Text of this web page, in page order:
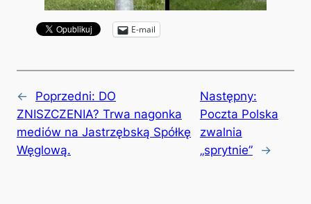
E-mail
← Poprzedni: DO
ZNISZCZENIA? Trwa nagonka
mediów na Jastrzębską Spółkę
Węglową.
Następny:
Poczta Polska
zwalnia
„sprytnie”
→